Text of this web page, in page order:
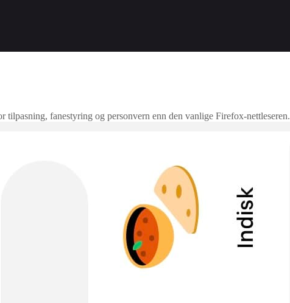
fanestyring og personvern enn den vanlige Firefox-nettleseren.